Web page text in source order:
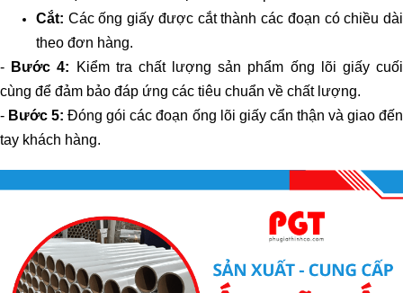
Cắt: Các ống giấy được cắt thành các đoạn có chiều dài
theo đơn hàng.
- Bước 4: Kiểm tra chất lượng sản phẩm ống lõi giấy cuối
cùng để đảm bảo đáp ứng các tiêu chuẩn về chất lượng.
- Bước 5: Đóng gói các đoạn ống lõi giấy cẩn thận và giao đến
tay khách hàng.